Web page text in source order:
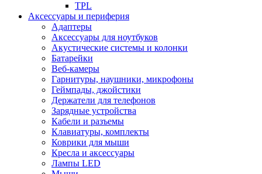
TPL
Аксессуары и периферия
Адаптеры
Аксессуары для ноутбуков
Акустические системы и колонки
Батарейки
Веб-камеры
Гарнитуры, наушники, микрофоны
Геймпады, джойстики
Держатели для телефонов
Зарядные устройства
Кабели и разъемы
Клавиатуры, комплекты
Коврики для мыши
Кресла и аксессуары
Лампы LED